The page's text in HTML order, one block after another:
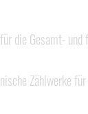
die Gesamt-
Zählwerke